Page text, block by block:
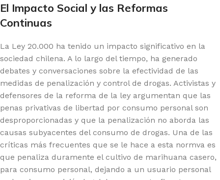
El Impacto Social y las Reformas
Continuas
La Ley 20.000 ha tenido un impacto significativo en la
sociedad chilena. A lo largo del tiempo, ha generado
debates y conversaciones sobre la efectividad de las
medidas de penalización y control de drogas. Activistas y
defensores de la reforma de la ley argumentan que las
penas privativas de libertad por consumo personal son
desproporcionadas y que la penalización no aborda las
causas subyacentes del consumo de drogas. Una de las
críticas más frecuentes que se le hace a esta normva es
que penaliza duramente el cultivo de marihuana casero,
para consumo personal, dejando a un usuario personal